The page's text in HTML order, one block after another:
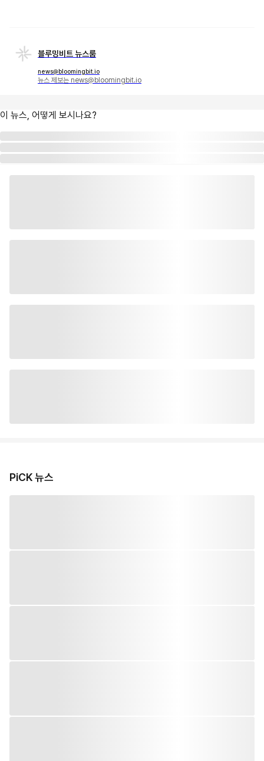
블루밍비트 뉴스룸
news@bloomingbit.io
뉴스 제보는 news@bloomingbit.io
이 뉴스, 어떻게 보시나요?
PiCK 뉴스